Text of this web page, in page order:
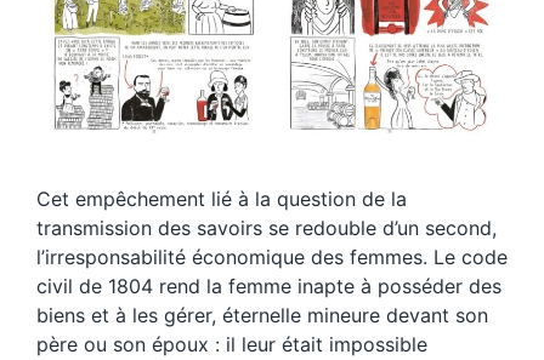
Cet empêchement lié à la question de la
transmission des savoirs se redouble d’un second,
l’irresponsabilité économique des femmes. Le code
civil de 1804 rend la femme inapte à posséder des
biens et à les gérer, éternelle mineure devant son
père ou son époux : il leur était impossible